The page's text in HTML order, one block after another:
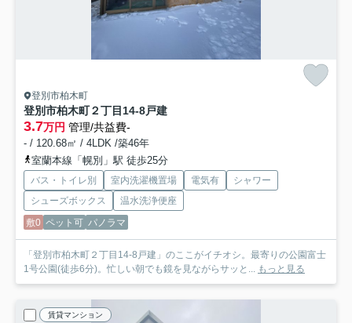
登別市柏木町
登別市柏木町２丁目14-8戸建
3.7万円 管理/共益費-
- / 120.68㎡ / 4LDK /築46年
室蘭本線「幌別」駅 徒歩25分
バス・トイレ別 室内洗濯機置場 電気有
シャワー
シューズボックス
温水洗浄便座
敷0 ペット可 パノラマ
「登別市柏木町２丁目14-8戸建」のここがイチオシ。最寄りの公園富士
1号公園(徒歩6分)。忙しい朝でも鏡を見ながらサッと... もっと見る
賃貸マンション